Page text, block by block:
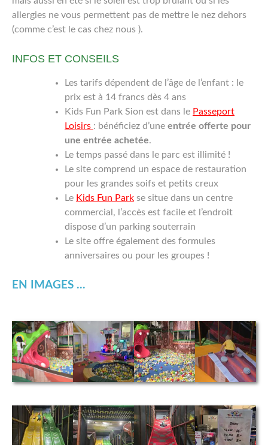
allergies ne vous permettent pas de mettre le nez dehors
(comme c’est le cas chez nous ).
INFOS ET CONSEILS
Les tarifs dépendent de l’âge de l’enfant : le
prix est à 14 francs dès 4 ans
Kids Fun Park Sion est dans le Passeport
Loisirs : bénéficiez d’une entrée offerte pour
une entrée achetée.
Le temps passé dans le parc est illimité !
Le site comprend un espace de restauration
pour les grandes soifs et petits creux
Le Kids Fun Park se situe dans un centre
commercial, l’accès est facile et l’endroit
dispose d’un parking souterrain
Le site offre également des formules
anniversaires ou pour les groupes !
EN IMAGES ...